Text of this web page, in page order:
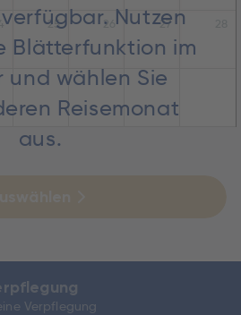
Nutzen
Blätterfunktion im
und wählen Sie
Reisemonat
aus.
25 26 27
Verpflegung